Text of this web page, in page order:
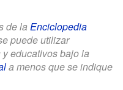
de la Enciclopedia
puede utilizar
educativos bajo la
a menos que se indique